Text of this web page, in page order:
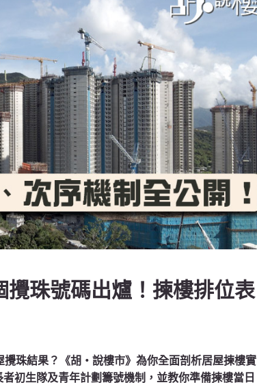
攪珠號碼出爐！揀樓排位表
珠結果？《胡‧說樓市》為你全面剖析居屋揀樓實
初生隊及青年計劃籌號機制，並教你準備揀樓當日